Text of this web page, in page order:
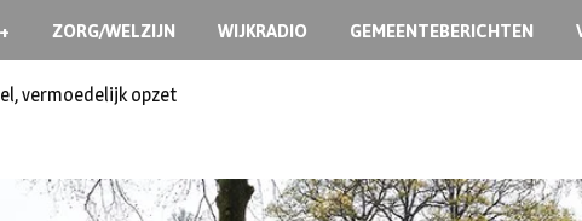
ZORG/WELZIJN WIJKRADIO GEMEENTEBERICHTEN